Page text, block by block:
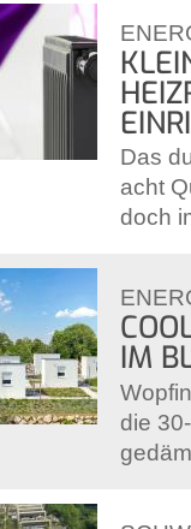
Das
acht
doch
IM
die